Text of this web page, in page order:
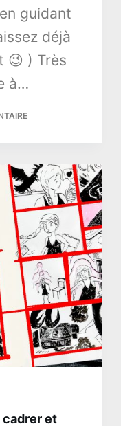
guidant
déjà
😉 ) Très
à…
cadrer et